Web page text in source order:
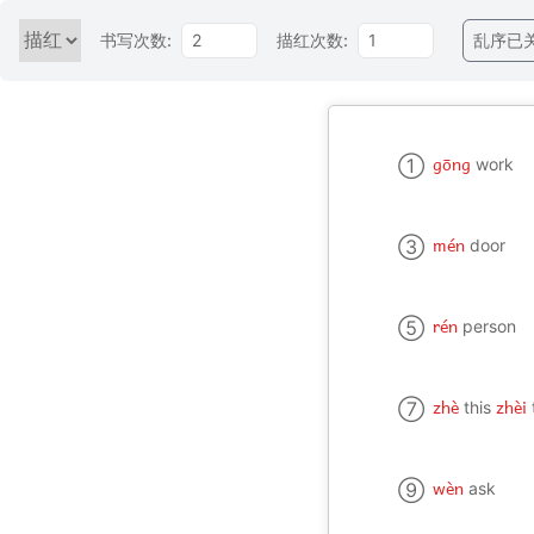
书写次数: 描红次数: 乱序已
① gōng work
③ mén door
⑤ rén person
⑦ zhè this zhèi
⑨ wèn ask